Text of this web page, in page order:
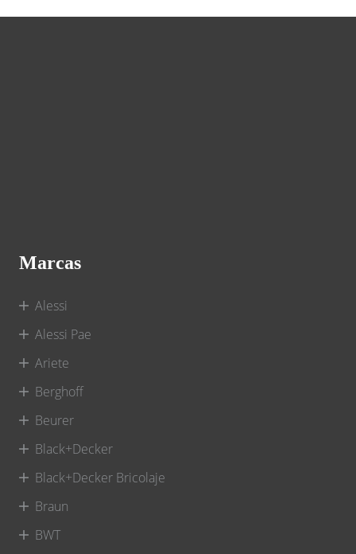
Marcas
Alessi
Alessi Pae
Ariete
Berghoff
Beurer
Black+Decker
Black+Decker Bricolaje
Braun
BWT